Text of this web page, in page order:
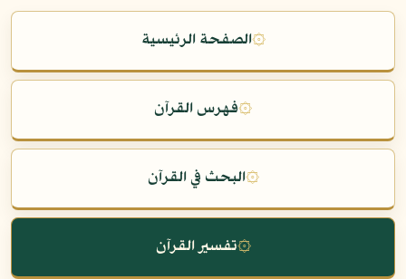
۞الصفحة الرئيسية
۞فهرس القرآن
۞البحث في القرآن
۞تفسير القرآن